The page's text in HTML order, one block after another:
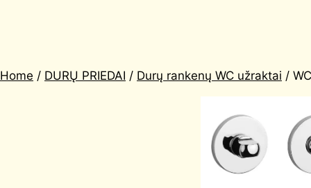
Home / DURŲ PRIEDAI / Durų rankenų WC užraktai /